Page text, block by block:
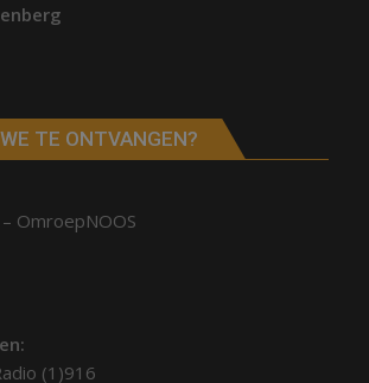
TE ONTVANGEN?
OmroepNOOS
(1)916